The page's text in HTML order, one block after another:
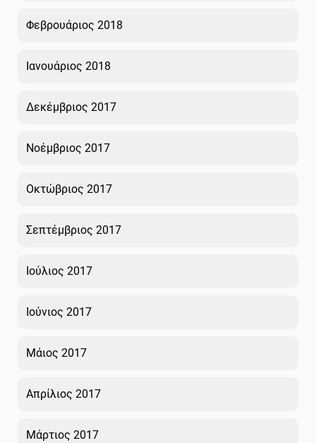
Φεβρουάριος 2018
Ιανουάριος 2018
Δεκέμβριος 2017
Νοέμβριος 2017
Οκτώβριος 2017
Σεπτέμβριος 2017
Ιούλιος 2017
Ιούνιος 2017
Μάιος 2017
Απρίλιος 2017
Μάρτιος 2017